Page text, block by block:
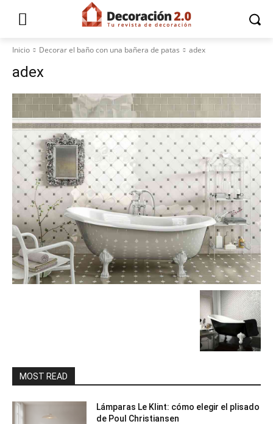
Inicio Decorar el baño con una bañera de patas adex
adex
MOST READ
Lámparas Le Klint: cómo elegir el plisado
de Poul Christiansen